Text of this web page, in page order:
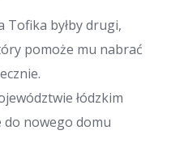
Tofika byłby drugi,
pomoże mu nabrać
łódzkim
do nowego domu